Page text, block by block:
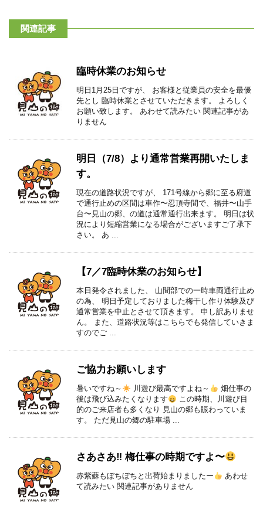
関連記事
臨時休業のお知らせ
明日1月25日ですが、 お客様と従業員の安全を最優
先とし 臨時休業とさせていただきます。 よろしく
お願い致します。 あわせて読みたい 関連記事があ
りません
明日（7/8）より通常営業再開いたしま
す。
現在の道路状況ですが、 171号線から郷に至る府道
で通行止めの区間は車作〜忍頂寺間で、福井〜山手
台〜見山の郷、の道は通常通行出来ます。 明日は状
況により短縮営業になる場合がございますご了承下
さい。 あ ...
【7／7臨時休業のお知らせ】
本日発令されました、 山間部での一時車両通行止め
の為、 明日予定しておりました梅干し作り体験及び
通常営業を中止とさせて頂きます。 申し訳ありませ
ん。 また、道路状況等はこちらでも発信していきま
すのでご ...
ご協力お願いします
暑いですね～ 川遊び最高ですよね～
畑仕事の
後は飛び込みたくなります
この時期、川遊び目
的のご来店者も多くなり 見山の郷も賑わっていま
す。 ただ見山の郷の駐車場 ...
さあさあ‼︎ 梅仕事の時期ですよ〜
赤紫蘇もぼちぼちと出荷始まりましたー
あわせ
て読みたい 関連記事がありません